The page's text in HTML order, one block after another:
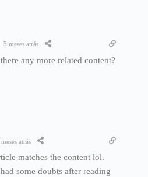
5 meses atrás
any more related content?
atrás
matches the content lol.
some doubts after reading